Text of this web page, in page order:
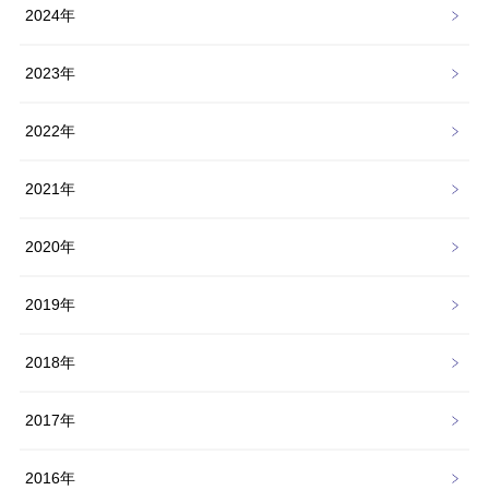
2024年
2023年
2022年
2021年
2020年
2019年
2018年
2017年
2016年